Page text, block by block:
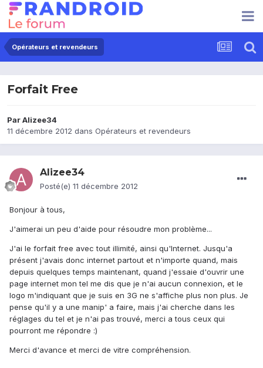
Opérateurs et revendeurs
Forfait Free
ParAlizee34
11 décembre 2012 dans Opérateurs et revendeurs
Alizee34
Posté(e) 11 décembre 2012
Bonjour à tous,
J'aimerai un peu d'aide pour résoudre mon problème...
J'ai le forfait free avec tout illimité, ainsi qu'Internet. Jusqu'a
présent j'avais donc internet partout et n'importe quand, mais
depuis quelques temps maintenant, quand j'essaie d'ouvrir une
page internet mon tel me dis que je n'ai aucun connexion, et le
logo m'indiquant que je suis en 3G ne s'affiche plus non plus. Je
pense qu'il y a une manip' a faire, mais j'ai cherche dans les
réglages du tel et je n'ai pas trouvé, merci a tous ceux qui
pourront me répondre :)
Merci d'avance et merci de vitre compréhension.